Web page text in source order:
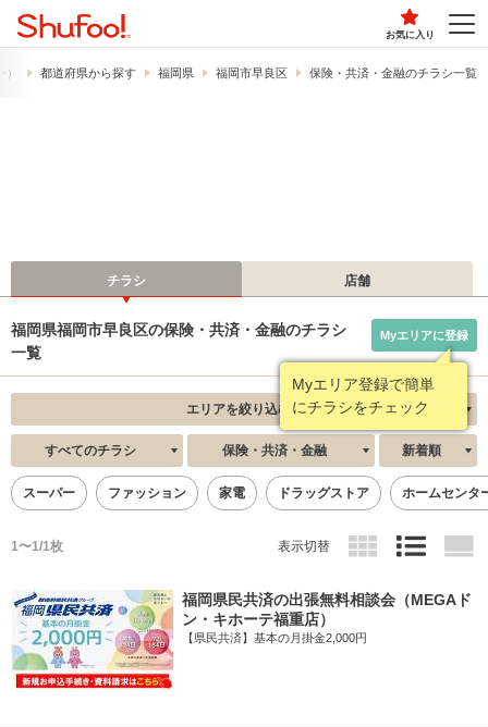
お気に入り
都道府県から探す 福岡県 福岡市早良区 保険・共済・金融のチラシ一覧
チラシ 店舗
福岡県福岡市早良区の保険・共済・金融のチラシ
一覧
Myエリア登録で簡単
にチラシをチェック
Myエリアに登録
エリアを絞り込む
すべてのチラシ 保険・共済・金融 新着順
スーパー ファッション 家電 ドラッグストア ホームセンタ
1〜1/1枚 表示切替
福岡県民共済の出張無料相談会（MEGAド
ン・キホーテ福重店）
【県民共済】基本の月掛金2,000円